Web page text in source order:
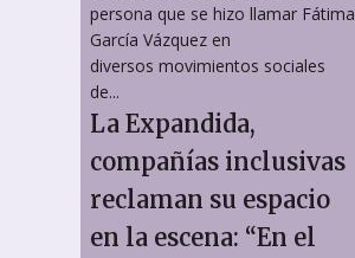
persona que se hizo llamar Fátima
García Vázquez en
diversos movimientos sociales
de...
La Expandida,
compañías inclusivas
reclaman su espacio
en la escena: “En el